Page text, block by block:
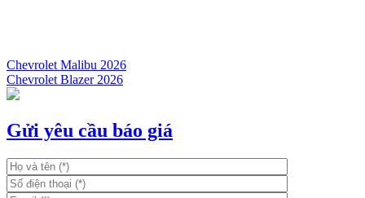
Điều
hướng
bài
Chevrolet Malibu 2026
Chevrolet Blazer 2026
Gửi yêu cầu báo giá